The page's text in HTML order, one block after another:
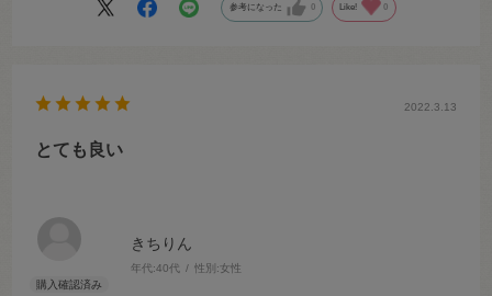
参考になった 0 Like! 0
きちりん
年代:40代 性別:女性
2022.3.13
とても良い